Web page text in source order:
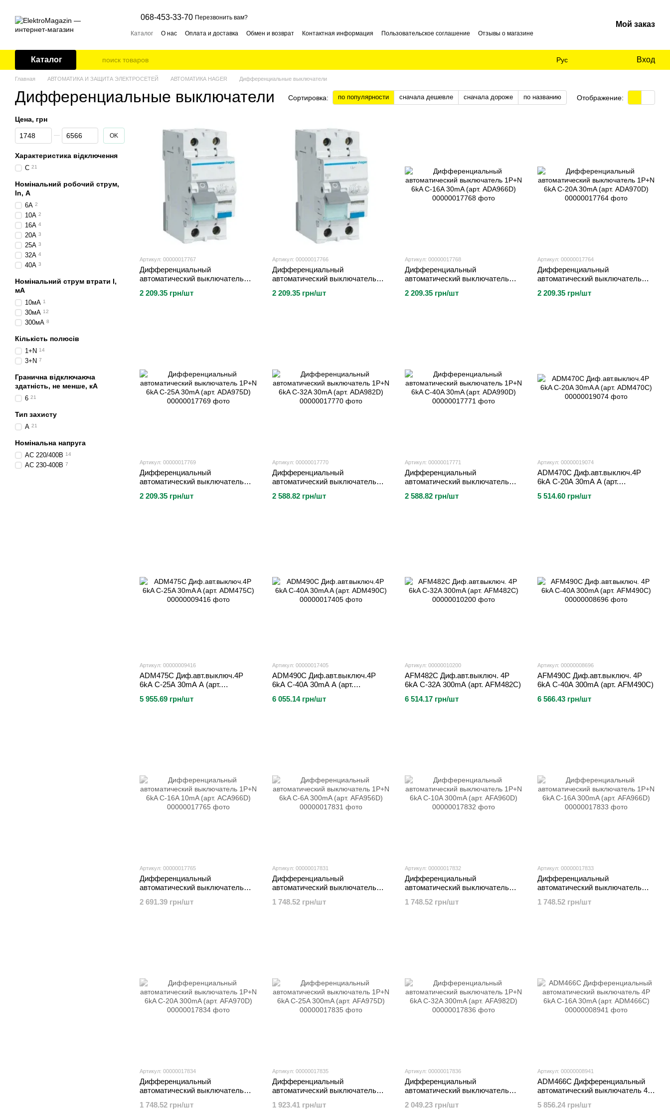
068-453-33-70 Перезвонить вам?
Каталог О нас Оплата и доставка Обмен и возврат Контактная информация Пользовательское соглашение Отзывы о магазине
Мой заказ
Каталог Рус Вход
Главная AВТОМАТИКА И ЗАЩИТА ЭЛЕКТРОСЕТЕЙ АВТОМАТИКА HAGER Дифференциальные выключатели
Дифференциальные выключатели Сортировка: по популярности сначала дешевле сначала дороже по названию Отображение:
Артикул: 00000017767
Дифференциальный
автоматический выключатель
ADA956D)
2 209.35 грн/шт
Артикул: 00000017766
Дифференциальный
автоматический выключатель
ADA960D)
2 209.35 грн/шт
Артикул: 00000017768
Дифференциальный
автоматический выключатель
ADA966D)
2 209.35 грн/шт
Артикул: 00000017764
Дифференциальный
автоматический выключатель
ADA970D)
2 209.35 грн/шт
Артикул: 00000017769
Дифференциальный
автоматический выключатель
ADA975D)
2 209.35 грн/шт
Артикул: 00000017770
Дифференциальный
автоматический выключатель
ADA982D)
2 588.82 грн/шт
Артикул: 00000017771
Дифференциальный
автоматический выключатель
ADA990D)
2 588.82 грн/шт
Артикул: 00000019074
ADM470C Диф.авт.выключ.4P
6kA C-20A 30mA A (арт.
5 514.60 грн/шт
Артикул: 00000009416
ADM475C Диф.авт.выключ.4P
6kA C-25A 30mA A (арт.
5 955.69 грн/шт
Артикул: 00000017405
ADM490C Диф.авт.выключ.4P
6kA C-40A 30mA A (арт.
6 055.14 грн/шт
Артикул: 00000010200
AFM482C Диф.авт.выключ. 4P
6kA C-32A 300mA (арт. AFM482C)
6 514.17 грн/шт
Артикул: 00000008696
AFM490C Диф.авт.выключ. 4P
6kA C-40A 300mA (арт. AFM490C)
6 566.43 грн/шт
Артикул: 00000017765
Дифференциальный
автоматический выключатель
ACA966D)
2 691.39 грн/шт
Артикул: 00000017831
Дифференциальный
автоматический выключатель
AFA956D)
1 748.52 грн/шт
Артикул: 00000017832
Дифференциальный
автоматический выключатель
AFA960D)
1 748.52 грн/шт
Артикул: 00000017833
Дифференциальный
автоматический выключатель
AFA966D)
1 748.52 грн/шт
Артикул: 00000017834
Дифференциальный
автоматический выключатель
AFA970D)
1 748.52 грн/шт
Артикул: 00000017835
Дифференциальный
автоматический выключатель
AFA975D)
1 923.41 грн/шт
Артикул: 00000017836
Дифференциальный
автоматический выключатель
AFA982D)
2 049.23 грн/шт
Артикул: 00000008941
ADM466C Дифференциальный
автоматический выключатель 4P
5 856.24 грн/шт
Цена, грн
От Цена, грн
До Цена, грн OK
Характеристика відключення
C 21
Номінальний робочий струм,
In, А
6А 2
10А 2
16А 4
20А 3
25А 3
32А 4
40А 3
Номінальний струм втрати I,
мА
10мА 1
30мА 12
300мА 8
Кількість полюсів
1+N 14
3+N 7
Гранична відключаюча
здатність, не менше, кА
6 21
Тип захисту
A 21
Номінальна напруга
AC 220/400B 14
AC 230-400В 7